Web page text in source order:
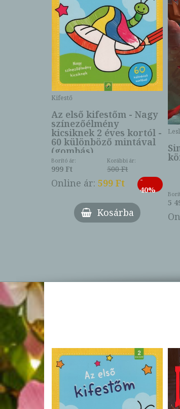
Kifestő
Az első kifestőm - Nagy
színezőélmény
kicsiknek 2 éves kortól -
60 különböző mintával
(gombás)
Borító ár:
999 Ft
Korábbi ár:
500 Ft
Online ár: 599 Ft
-
40%
Kosárba
5